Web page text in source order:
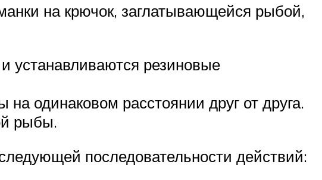
на крючок, заглатывающейся рыбой,
устанавливаются резиновые
одинаковом расстоянии друг от друга.
рыбы.
последовательности действий: